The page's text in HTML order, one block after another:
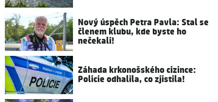
Nový úspěch Petra Pavla: Stal se
členem klubu, kde byste ho
nečekali!
Záhada krkonošského cizince:
Policie odhalila, co zjistila!